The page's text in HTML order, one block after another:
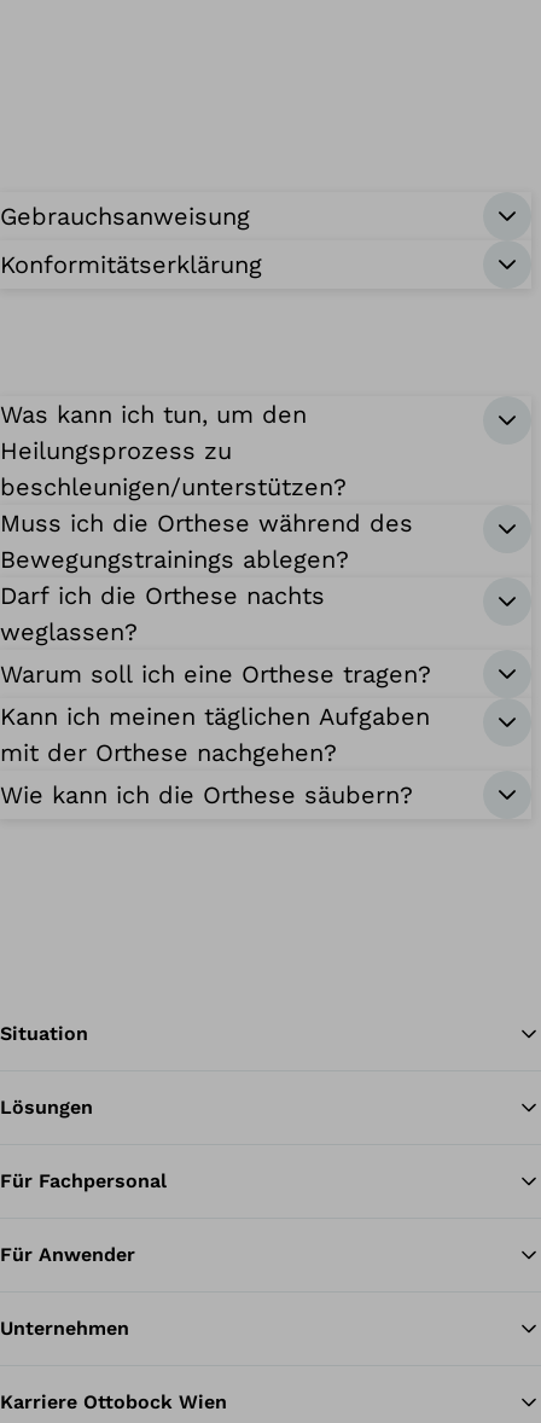
Gebrauchsanweisung
Konformitätserklärung
Was kann ich tun, um den
Heilungsprozess zu
beschleunigen/unterstützen?
Muss ich die Orthese während des
Bewegungstrainings ablegen?
Darf ich die Orthese nachts
weglassen?
Warum soll ich eine Orthese tragen?
Kann ich meinen täglichen Aufgaben
mit der Orthese nachgehen?
Wie kann ich die Orthese säubern?
Situation
Lösungen
Für Fachpersonal
Für Anwender
Unternehmen
Karriere Ottobock Wien